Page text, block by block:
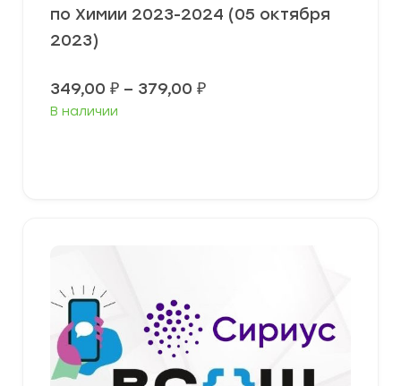
по Химии 2023-2024 (05 октября
2023)
349,00 ₽ – 379,00 ₽Диапазон
В наличии